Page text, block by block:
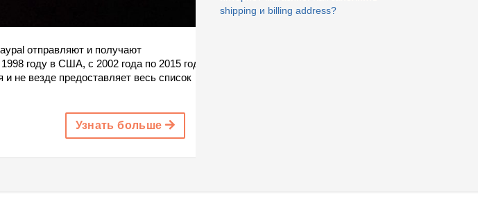
отправляют и получают
году в США, с 2002 года по 2015 год
не везде предоставляет весь список
Узнать больше
shipping и billing address?